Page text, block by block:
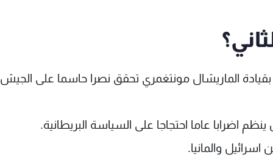
بقيادة الماريشال مونتغمري تحقق نصرا حاسما على الجيش